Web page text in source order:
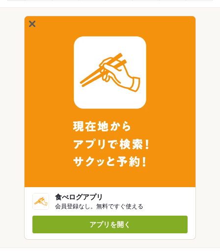
食べログアプリ
会員登録なし。無料ですぐ使える
アプリを開く